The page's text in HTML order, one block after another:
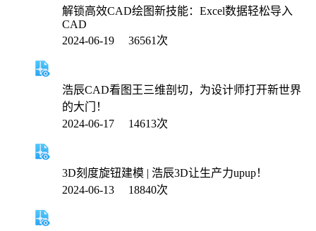
解锁高效CAD绘图新技能：Excel数据轻松导入
CAD
2024-06-19 36561次
浩辰CAD看图王三维剖切，为设计师打开新世界
的大门！
2024-06-17 14613次
3D刻度旋钮建模 | 浩辰3D让生产力upup！
2024-06-13 18840次